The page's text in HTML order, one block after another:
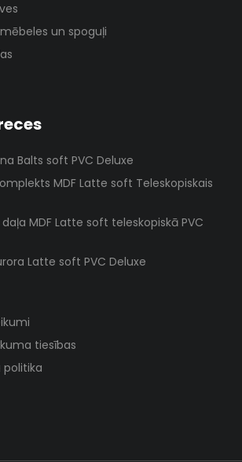
un spoguļi
Balts soft PVC Deluxe
MDF Latte soft Teleskopiskais
MDF Latte soft teleskopiskā PVC
Latte soft PVC Deluxe
tiesības